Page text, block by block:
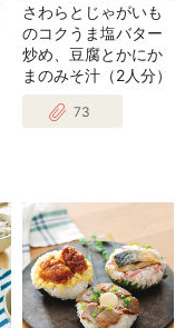
さわらとじゃがいも
のコクうま塩バター
炒め、豆腐とかにか
まのみそ汁（2人分）
73